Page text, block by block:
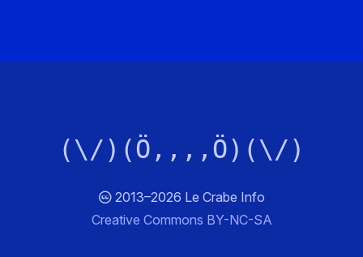
(\/)(Ö,,,,Ö)(\/)
2013–2026 Le Crabe Info
Creative Commons BY-NC-SA